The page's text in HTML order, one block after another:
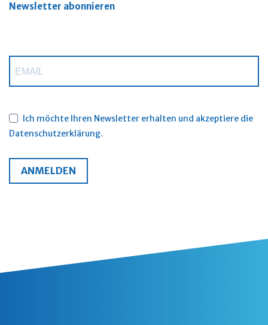
Newsletter abonnieren
Ich möchte Ihren Newsletter erhalten und akzeptiere die
Datenschutzerklärung.
ANMELDEN